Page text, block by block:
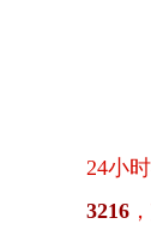
24小
3216